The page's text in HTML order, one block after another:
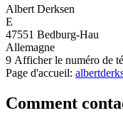
Albert Derksen
E
47551 Bedburg-Hau
Allemagne
9 Afficher le numéro de
Page d'accueil:
Comment